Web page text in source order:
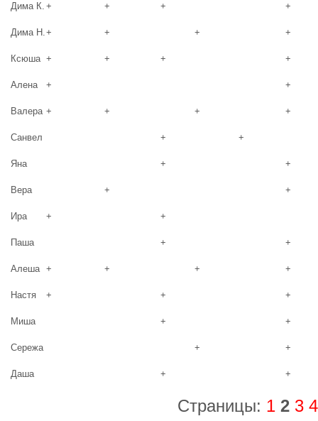
Дима К. + + + +
Дима Н.+ + + +
Ксюша + + + +
Алена + +
Валера + + + +
Санвел + +
Яна + +
Вера + +
Ира + +
Паша + +
Алеша + + + +
Настя + + +
Миша + +
Сережа + +
Даша + +
Страницы: 1 2 3 4